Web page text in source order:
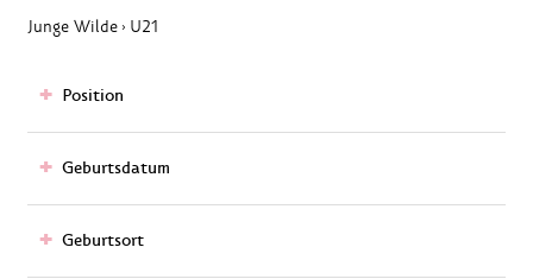
Junge Wilde › U21
Position
Geburtsdatum
Geburtsort